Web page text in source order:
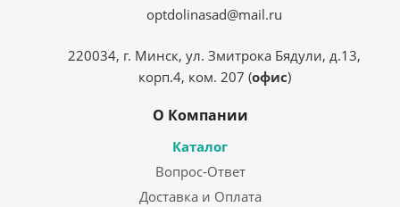
optdolinasad@mail.ru
220034, г. Минск, ул. Змитрока Бядули, д.13,
корп.4, ком. 207 (офис)
О Компании
Каталог
Вопрос-Ответ
Доставка и Оплата